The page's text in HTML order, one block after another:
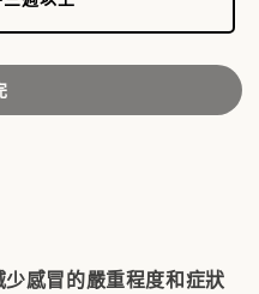
感冒的嚴重程度和症狀